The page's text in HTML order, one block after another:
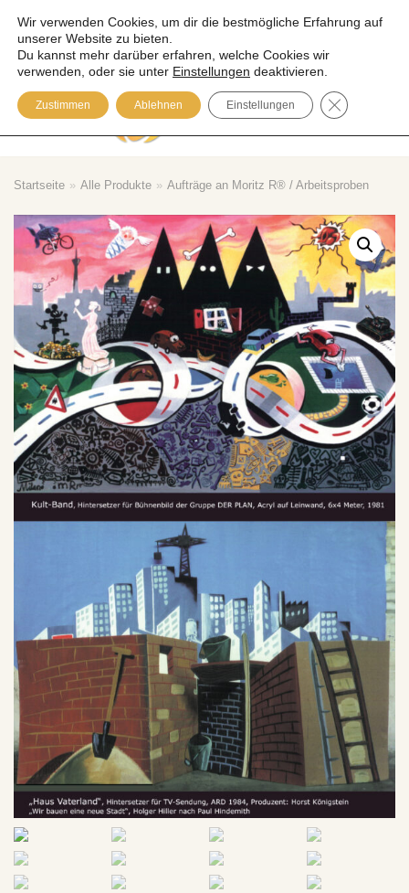
Zum
Inhalt
springen
Startseite » Alle Produkte » Aufträge an Moritz R® / Arbeitsproben
CH
Warenkorb
Mega-Pack with Poster!
Wir verwenden Cookies, um dir die bestmögliche Erfahrung auf
unserer Website zu bieten.
Du kannst mehr darüber erfahren, welche Cookies wir
verwenden, oder sie unter Einstellungen deaktivieren.
Zustimmen Ablehnen Einstellungen GDPR